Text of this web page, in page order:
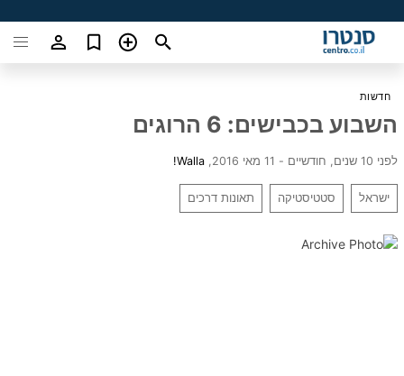
חדשות
השבוע בכבישים: 6 הרוגים
לפני 10 שנים, חודשיים - 11 מאי 2016 Walla!
ישראל סטטיסטיקה תאונות דרכים